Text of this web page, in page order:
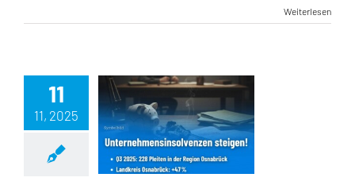
Weiterlesen
11
11, 2025